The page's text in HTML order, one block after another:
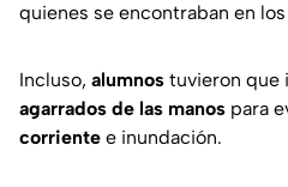
quienes se encontraban en
Incluso, alumnos tuvieron que
agarrados de las manos para
corriente e inundación.